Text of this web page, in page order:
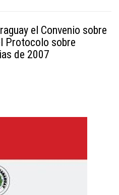
el Convenio sobre
Protocolo sobre
de 2007